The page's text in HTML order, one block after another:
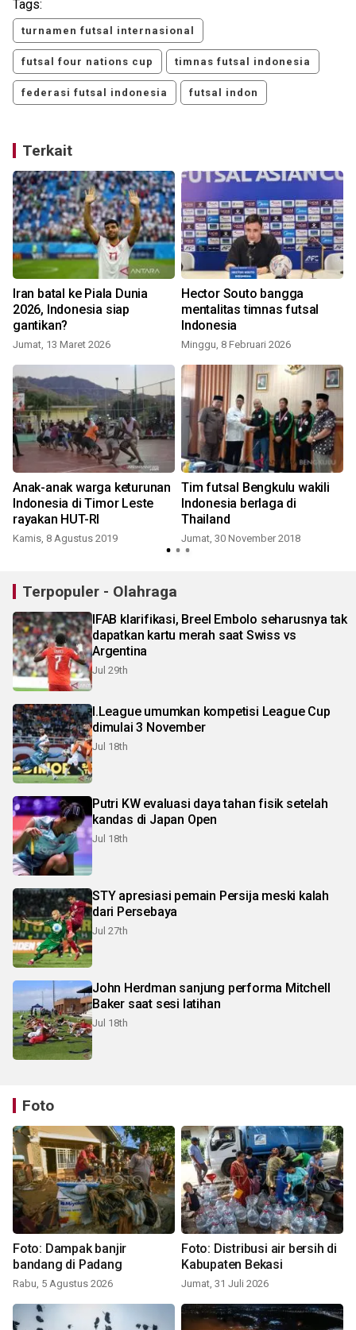
Tags:
turnamen futsal internasional
futsal four nations cup timnas futsal indonesia
federasi futsal indonesia futsal indon
Terkait
Iran batal ke Piala Dunia
2026, Indonesia siap
gantikan?
Jumat, 13 Maret 2026
Hector Souto bangga
mentalitas timnas futsal
Indonesia
Minggu, 8 Februari 2026
Anak-anak warga keturunan
Indonesia di Timor Leste
rayakan HUT-RI
Kamis, 8 Agustus 2019
Tim futsal Bengkulu wakili
Indonesia berlaga di
Thailand
Jumat, 30 November 2018
Terpopuler - Olahraga
IFAB klarifikasi, Breel Embolo seharusnya tak
dapatkan kartu merah saat Swiss vs
Argentina
Jul 29th
I.League umumkan kompetisi League Cup
dimulai 3 November
Jul 18th
Putri KW evaluasi daya tahan fisik setelah
kandas di Japan Open
Jul 18th
STY apresiasi pemain Persija meski kalah
dari Persebaya
Jul 27th
John Herdman sanjung performa Mitchell
Baker saat sesi latihan
Jul 18th
Foto
Foto: Dampak banjir
bandang di Padang
Rabu, 5 Agustus 2026
Foto: Distribusi air bersih di
Kabupaten Bekasi
Jumat, 31 Juli 2026